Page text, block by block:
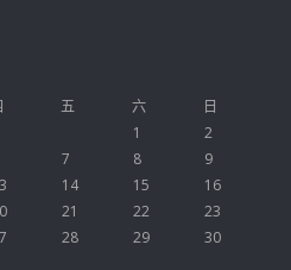
五 六
日
1
2
7 8
9
14 15
16
21 22
23
28 29
30